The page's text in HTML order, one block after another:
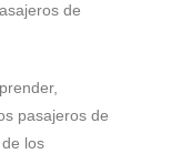
de
pasajeros de
los